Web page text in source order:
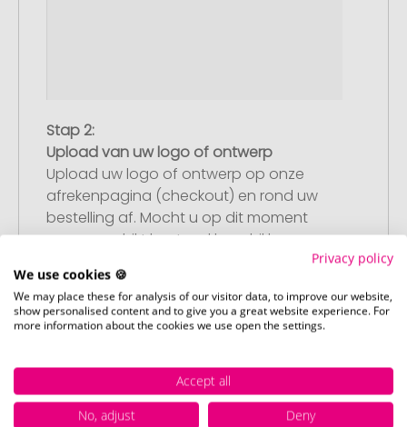
Stap 2:
Upload van uw logo of ontwerp
Upload uw logo of ontwerp op onze
afrekenpagina (checkout) en rond uw
bestelling af. Mocht u op dit moment
geen geschikt bestand beschikbaar
hebben, dan kunt u dit later aanleveren.Privacy policy
We use cookies 🍪
We may place these for analysis of our visitor data, to improve our website,
show personalised content and to give you a great website experience. For
more information about the cookies we use open the settings.
Accept all
No, adjust
Deny